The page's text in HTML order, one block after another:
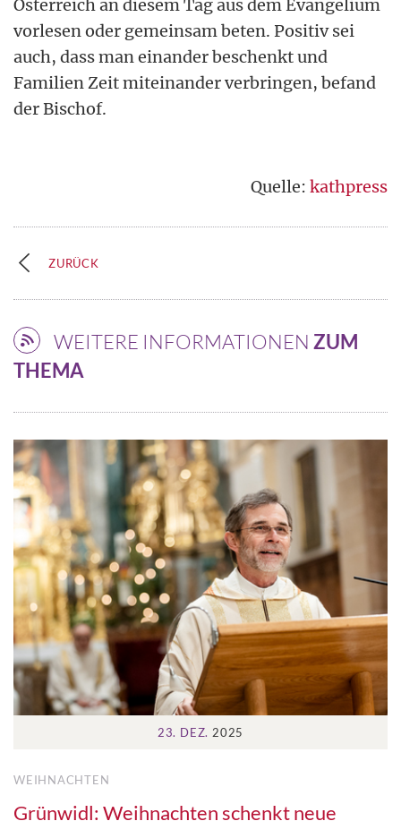
Österreich an diesem Tag aus dem Evangelium
vorlesen oder gemeinsam beten. Positiv sei
auch, dass man einander beschenkt und
Familien Zeit miteinander verbringen, befand
der Bischof.
Quelle: kathpress
ZURÜCK
WEITERE INFORMATIONEN ZUM
THEMA
23. DEZ. 2025
WEIHNACHTEN
Grünwidl: Weihnachten schenkt neue